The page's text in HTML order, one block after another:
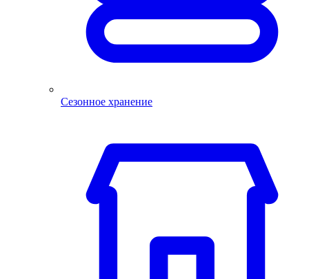
Сезонное хранение